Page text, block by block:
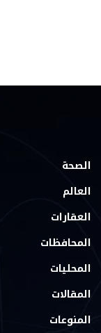
الصحة
العالم
العقارات
المحافظات
المحليات
المقالات
المنوعات